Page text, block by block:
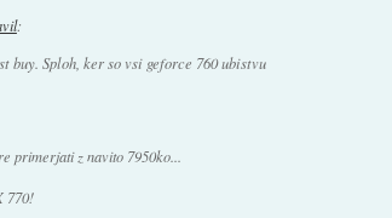
:
buy. Sploh, ker so vsi geforce 760 ubistvu
primerjati z navito 7950ko...
770!